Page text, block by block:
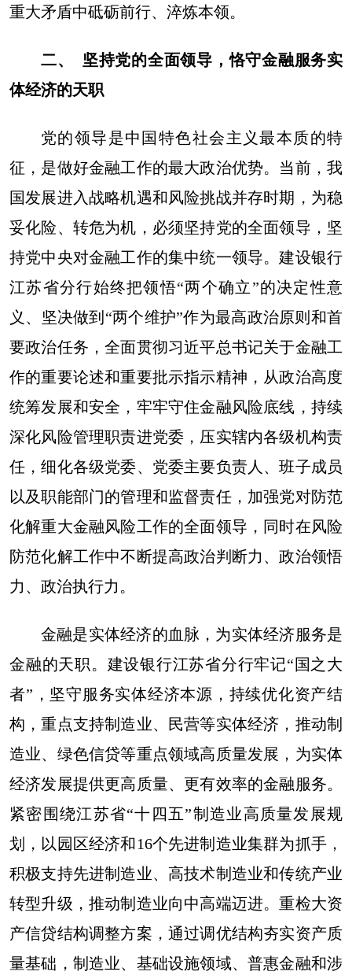
重大矛盾中砥砺前行、淬炼本领。
二、 坚持党的全面领导，恪守金融服务实
体经济的天职
党的领导是中国特色社会主义最本质的特
征，是做好金融工作的最大政治优势。当前，我
国发展进入战略机遇和风险挑战并存时期，为稳
妥化险、转危为机，必须坚持党的全面领导，坚
持党中央对金融工作的集中统一领导。建设银行
江苏省分行始终把领悟“两个确立”的决定性意
义、坚决做到“两个维护”作为最高政治原则和首
要政治任务，全面贯彻习近平总书记关于金融工
作的重要论述和重要批示指示精神，从政治高度
统筹发展和安全，牢牢守住金融风险底线，持续
深化风险管理职责进党委，压实辖内各级机构责
任，细化各级党委、党委主要负责人、班子成员
以及职能部门的管理和监督责任，加强党对防范
化解重大金融风险工作的全面领导，同时在风险
防范化解工作中不断提高政治判断力、政治领悟
力、政治执行力。
金融是实体经济的血脉，为实体经济服务是
金融的天职。建设银行江苏省分行牢记“国之大
者”，坚守服务实体经济本源，持续优化资产结
构，重点支持制造业、民营等实体经济，推动制
造业、绿色信贷等重点领域高质量发展，为实体
经济发展提供更高质量、更有效率的金融服务。
紧密围绕江苏省“十四五”制造业高质量发展规
划，以园区经济和16个先进制造业集群为抓手，
积极支持先进制造业、高技术制造业和传统产业
转型升级，推动制造业向中高端迈进。重检大资
产信贷结构调整方案，通过调优结构夯实资产质
量基础，制造业、基础设施领域、普惠金融和涉